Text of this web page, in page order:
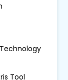
Tool